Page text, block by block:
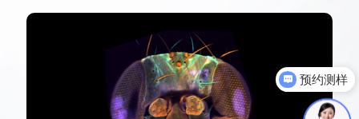
预约测样